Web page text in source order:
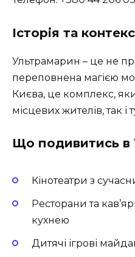
Історія та
Ультрамарин – це не
переповнена магією
Києва, це комплекс,
місцевих жителів, так і
Що подивитись в
Кінотеатри з
Ресторани та
кухнею
Дитячі ігрові